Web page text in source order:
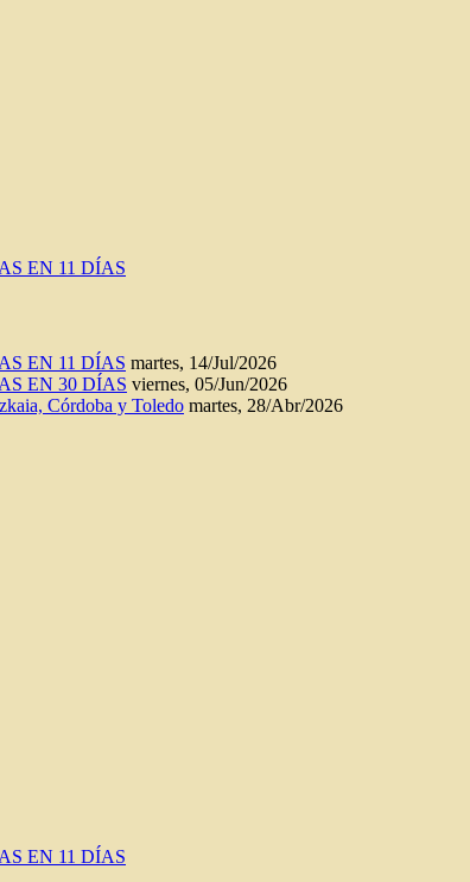
EN 11 DÍAS
EN 11 DÍAS martes, 14/Jul/2026
EN 30 DÍAS viernes, 05/Jun/2026
Córdoba y Toledo martes, 28/Abr/2026
EN 11 DÍAS